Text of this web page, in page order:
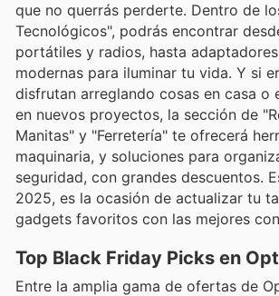
que no querrás perderte. Dentro de
Tecnológicos", podrás encontrar
portátiles y radios, hasta
modernas para iluminar tu vida. Y si
disfrutan arreglando cosas en casa o
en nuevos proyectos, la sección de
Manitas" y "Ferretería" te ofrecerá
maquinaria, y soluciones para
seguridad, con grandes descuentos.
2025, es la ocasión de actualizar tu
gadgets favoritos con las mejores
Top Black Friday Picks en
Entre la amplia gama de ofertas de